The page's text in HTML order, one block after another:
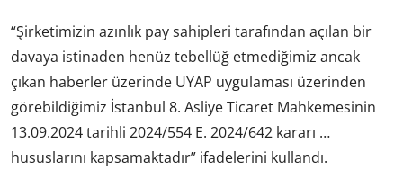
“Şirketimizin azınlık pay sahipleri tarafından açılan bir
davaya istinaden henüz tebellüğ etmediğimiz ancak
çıkan haberler üzerinde UYAP uygulaması üzerinden
görebildiğimiz İstanbul 8. Asliye Ticaret Mahkemesinin
13.09.2024 tarihli 2024/554 E. 2024/642 kararı …
hususlarını kapsamaktadır” ifadelerini kullandı.